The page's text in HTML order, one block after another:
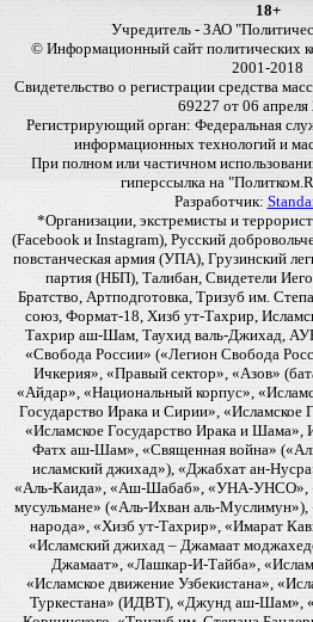
18+
Учредитель - ЗАО
© Информационный сайт политических
2001-2018
Свидетельство о регистрации средства
69227 от 06 апреля
Регистрирующий орган: Федеральная
информационных технологий и
При полном или частичном
гиперссылка на
Разработчик:
*Организации, экстремисты и
(Facebook и Instagram), Русский
повстанческая армия (УПА), Грузинский
партия (НБП), Талибан, Свидетели
Братство, Артподготовка, Тризуб им.
союз, Формат-18, Хизб ут-Тахрир,
Тахрир аш-Шам, Таухид валь-Джихад,
«Свобода России» («Легион Свобода
Ичкерия», «Правый сектор», «Азов»
«Айдар», «Национальный корпус»,
Государство Ирака и Сирии», «Исламское
«Исламское Государство Ирака и
Фатх аш-Шам», «Священная война»
исламский джихад»), «Джабхат ан-
«Аль-Каида», «Аш-Шабаб», «УНА-УНСО»,
мусульмане» («Аль-Ихван аль-
народа», «Хизб ут-Тахрир», «Имарат
«Исламский джихад – Джамаат
Джамаат», «Лашкар-И-Тайба»,
«Исламское движение Узбекистана»,
Туркестана» (ИДВТ), «Джунд аш-Шам»,